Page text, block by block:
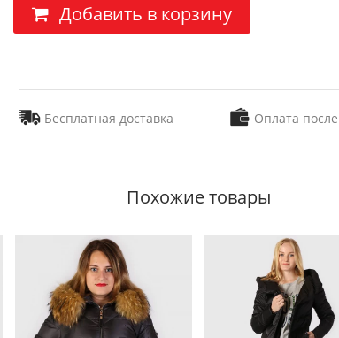
Добавить в корзину
Бесплатная доставка Оплата
Похожие товары